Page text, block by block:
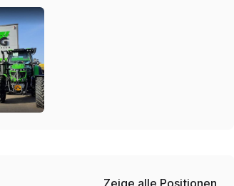
Zeige alle Positionen